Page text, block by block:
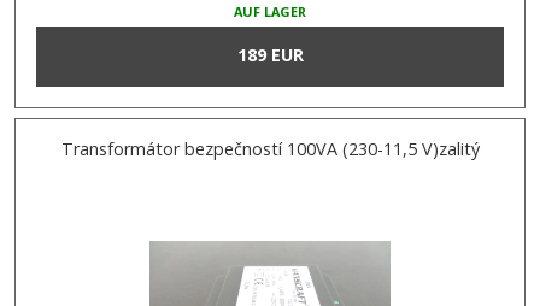
AUF LAGER
189 EUR
Transformátor bezpečností 100VA (230-11,5 V)zalitý